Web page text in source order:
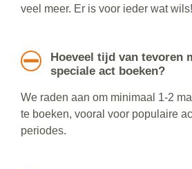
veel meer. Er is voor ieder wat wils!
Hoeveel tijd van tevoren
speciale act boeken?
We raden aan om minimaal 1-2
te boeken, vooral voor populaire
periodes.